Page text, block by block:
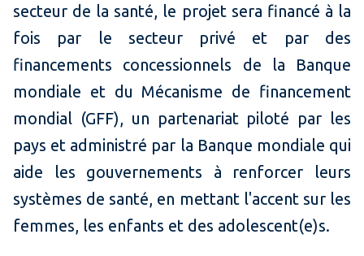
secteur de la santé, le projet sera financé à la
fois par le secteur privé et par des
financements concessionnels de la Banque
mondiale et du Mécanisme de financement
mondial (GFF), un partenariat piloté par les
pays et administré par la Banque mondiale qui
aide les gouvernements à renforcer leurs
systèmes de santé, en mettant l'accent sur les
femmes, les enfants et des adolescent(e)s.